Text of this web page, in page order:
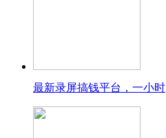
最新录屏搞钱平台，一小时